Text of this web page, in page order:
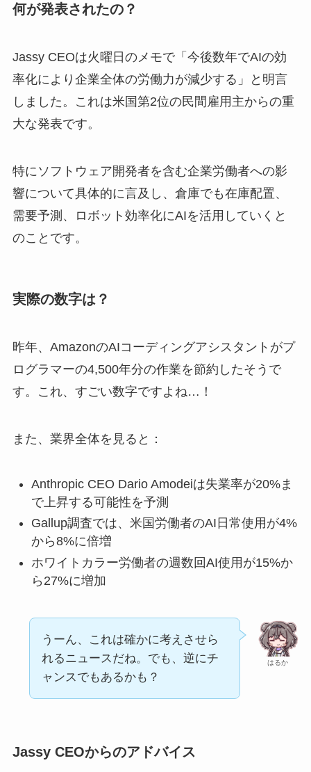
何が発表されたの？
Jassy CEOは火曜日のメモで「今後数年でAIの効
率化により企業全体の労働力が減少する」と明言
しました。これは米国第2位の民間雇用主からの重
大な発表です。
特にソフトウェア開発者を含む企業労働者への影
響について具体的に言及し、倉庫でも在庫配置、
需要予測、ロボット効率化にAIを活用していくと
のことです。
実際の数字は？
昨年、AmazonのAIコーディングアシスタントがプ
ログラマーの4,500年分の作業を節約したそうで
す。これ、すごい数字ですよね…！
また、業界全体を見ると：
Anthropic CEO Dario Amodeiは失業率が20%ま
で上昇する可能性を予測
Gallup調査では、米国労働者のAI日常使用が4%
から8%に倍増
ホワイトカラー労働者の週数回AI使用が15%か
ら27%に増加
はるか
うーん、これは確かに考えさせら
れるニュースだね。でも、逆にチ
ャンスでもあるかも？
Jassy CEOからのアドバイス